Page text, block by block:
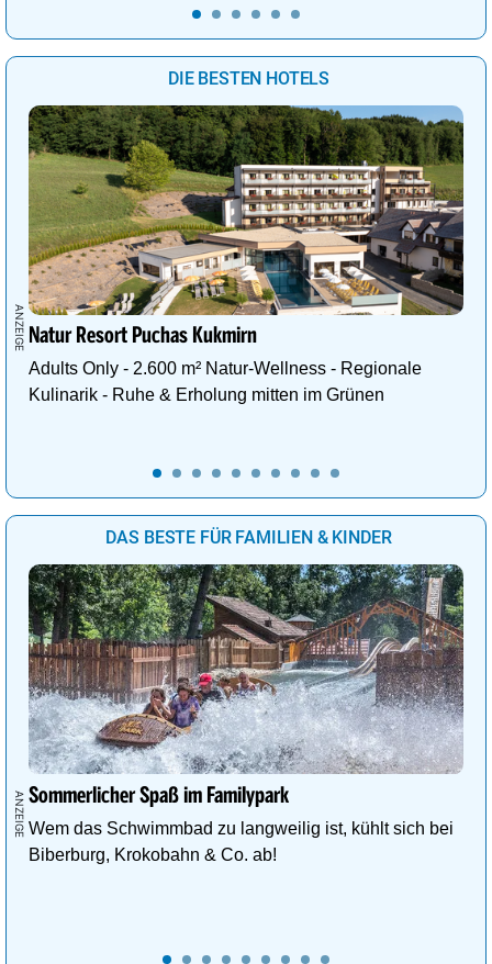
DIE BESTEN HOTELS
Natur Resort Puchas Kukmirn
Adults Only - 2.600 m² Natur-Wellness - Regionale
Kulinarik - Ruhe & Erholung mitten im Grünen
DAS BESTE FÜR FAMILIEN & KINDER
Sommerlicher Spaß im Familypark
Wem das Schwimmbad zu langweilig ist, kühlt sich bei
Biberburg, Krokobahn & Co. ab!